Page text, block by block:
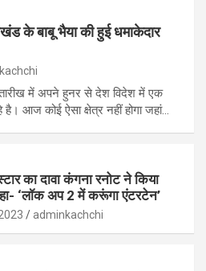
के बाबू भैया की हुई धमाकेदार
में अपने हुनर से देश विदेश में एक
आज कोई ऐसा क्षेत्र नहीं होगा जहां…
का दावा कंगना रनोट ने किया
‘लॉक अप 2 में करूंगा एंटरटेन’
adminkachchi